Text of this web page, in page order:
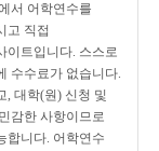
서 어학연수를
고 직접
이트입니다. 스스로
수수료가 없습니다.
, 대학(원) 신청 및
감한 사항이므로
합니다. 어학연수